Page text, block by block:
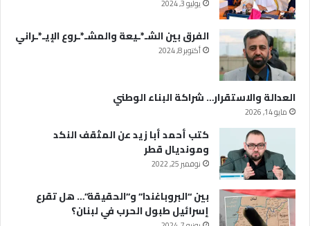
يوليو 3, 2024
الفرق بين الشـ*ـيعة والمشـ*ـروع الإيـ*ـراني
أكتوبر 8, 2024
العدالة والاستقرار… شراكة البناء الوطني
مايو 14, 2026
كتب أحمد أبا زيد عن المثقف النكد
ومونديال قطر
نوفمبر 25, 2022
بين “البروباغندا” و”الحقيقة”… هل تقرع
إسرائيل طبول الحرب في لبنان؟